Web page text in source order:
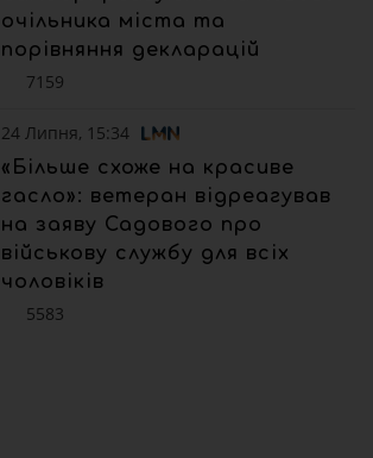
очільника міста та
порівняння декларацій
7159
24 Липня, 15:34
«Більше схоже на красиве
гасло»: ветеран відреагував
на заяву Садового про
військову службу для всіх
чоловіків
5583